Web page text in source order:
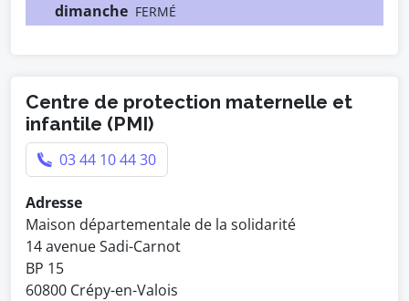
dimanche FERMÉ
Centre de protection maternelle et
infantile (PMI)
03 44 10 44 30
Adresse
Maison départementale de la solidarité
14 avenue Sadi-Carnot
BP 15
60800 Crépy-en-Valois